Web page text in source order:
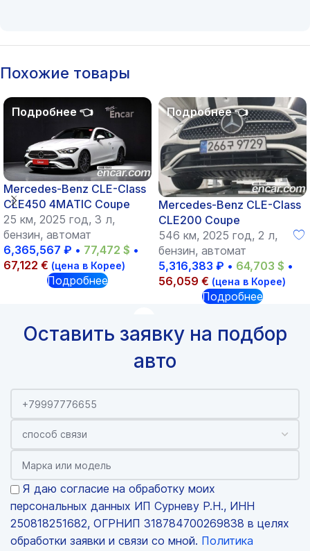
Похожие товары
Mercedes-Benz CLE-Class
CLE450 4MATIC Coupe
25 км, 2025 год, 3 л,
бензин, автомат
6,365,567 ₽ • 77,472 $ •
67,122 € (цена в Корее)
Подробнее
Mercedes-Benz CLE-Class
CLE200 Coupe
546 км, 2025 год, 2 л,
бензин, автомат
5,316,383 ₽ • 64,703 $ •
56,059 € (цена в Корее)
Подробнее
Оставить заявку на подбор
авто
Я даю согласие на обработку моих
персональных данных ИП Сурневу Р.Н., ИНН
250818251682, ОГРНИП 318784700269838 в целях
обработки заявки и связи со мной. Политика